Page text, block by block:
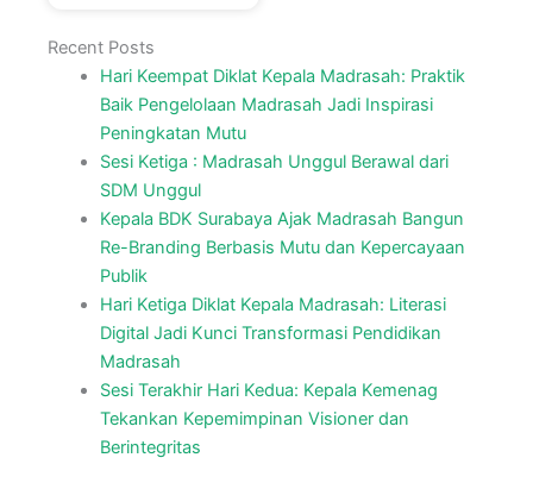
Recent Posts
Hari Keempat Diklat Kepala Madrasah: Praktik
Baik Pengelolaan Madrasah Jadi Inspirasi
Peningkatan Mutu
Sesi Ketiga : Madrasah Unggul Berawal dari
SDM Unggul
Kepala BDK Surabaya Ajak Madrasah Bangun
Re-Branding Berbasis Mutu dan Kepercayaan
Publik
Hari Ketiga Diklat Kepala Madrasah: Literasi
Digital Jadi Kunci Transformasi Pendidikan
Madrasah
Sesi Terakhir Hari Kedua: Kepala Kemenag
Tekankan Kepemimpinan Visioner dan
Berintegritas